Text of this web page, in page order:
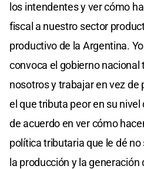
los intendentes y ver cómo
fiscal a nuestro sector
productivo de la Argentina.
convoca el gobierno
nosotros y trabajar en vez de
el que tributa peor en su
de acuerdo en ver cómo
política tributaria que le dé
la producción y la